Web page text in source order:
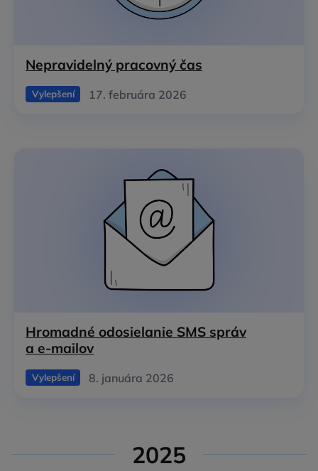
Nepravidelný pracovný čas
Vylepšení 17. februára 2026
Hromadné odosielanie SMS správ
a e‑mailov
Vylepšení 8. januára 2026
2025